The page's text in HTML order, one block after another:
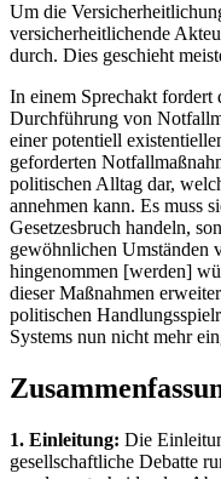
Um die
versicherheitlichende
durch. Dies geschieht
In einem Sprechakt fordert
Durchführung von
einer potentiell
geforderten
politischen Alltag dar,
annehmen kann. Es muss
Gesetzesbruch handeln,
gewöhnlichen Umständen
hingenommen [werden]
dieser Maßnahmen
politischen
Systems nun nicht mehr
1. Einleitung: Die
gesellschaftliche Debatte